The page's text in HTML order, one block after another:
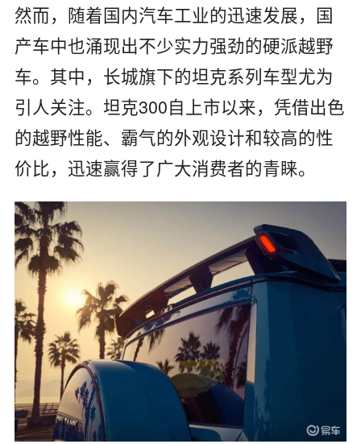
然而，随着国内汽车工业的迅速发展，国
产车中也涌现出不少实力强劲的硬派越野
车。其中，长城旗下的坦克系列车型尤为
引人关注。坦克300自上市以来，凭借出色
的越野性能、霸气的外观设计和较高的性
价比，迅速赢得了广大消费者的青睐。